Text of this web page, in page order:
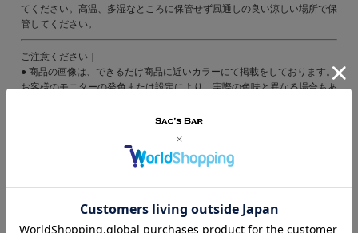
てください。高温、多湿なところに保管せず風通しの良い涼しい場所で保
管してください。
ご注意ください｜
● 商品の画像は、できるだけ商品に近いカラーにて掲載をしております。
お客様のモニターの発色または設定により、実際の色味と異なる場合もあ
● メーカーサイズ、もしくは実際に測った寸法となります。商品の素材等
目安としてお考えください。
● 天然皮革・素材を使用している商品によっては、天然素材の特性上、部